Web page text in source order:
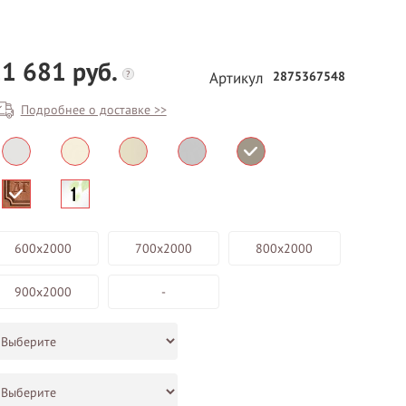
БЕСПЛАТНЫЙ ВЫЕЗД НА
ЗАМЕР
681 руб. ?
Подробнее о доставке >>
Артикул 2875367548
600х2000 700х2000 800х2000
900х2000 -